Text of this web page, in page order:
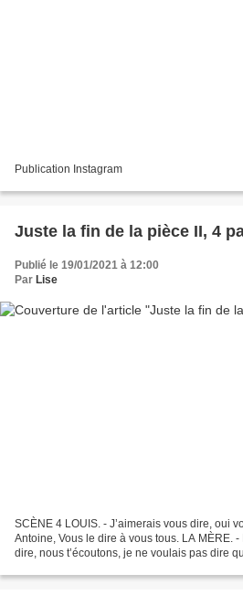
Publication Instagram
Juste la fin de la pièce II, 4
Publié le 19/01/2021 à 12:00
Par Lise
SCÈNE 4 LOUIS. - J’aimerais vous dire, oui
Antoine, Vous le dire à vous tous. LA MÈRE.
dire, nous t’écoutons, je ne voulais pas dire